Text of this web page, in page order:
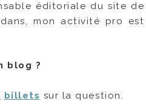
éditoriale du site de
mon activité pro est
blog ?
billets sur la question.